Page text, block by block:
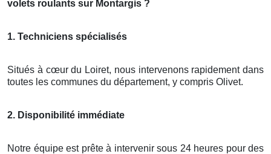
volets roulants sur Montargis ?
1. Techniciens spécialisés
Situés à cœur du Loiret, nous intervenons rapidement dans
toutes les communes du département, y compris Olivet.
2. Disponibilité immédiate
Notre équipe est prête à intervenir sous 24 heures pour des